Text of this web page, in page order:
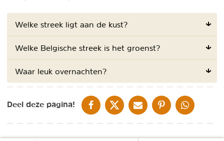
Welke streek ligt aan de kust?
Welke Belgische streek is het groenst?
Waar leuk overnachten?
Deel deze pagina! DELEN OP FACEBOOK
DELEN OP XDELEN VIA DE MAIL
DELEN OP PINTEREST
DELEN OP